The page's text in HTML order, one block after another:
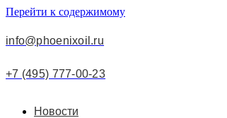
Перейти к содержимому
info@phoenixoil.ru
+7 (495) 777-00-23
Новости